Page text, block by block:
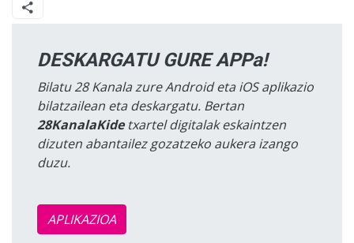
DESKARGATU GURE APPa!
Bilatu 28 Kanala zure Android eta iOS aplikazio
bilatzailean eta deskargatu. Bertan
28KanalaKidetxartel digitalak eskaintzen
dizuten abantailez gozatzeko aukera izango
duzu.
APLIKAZIOA